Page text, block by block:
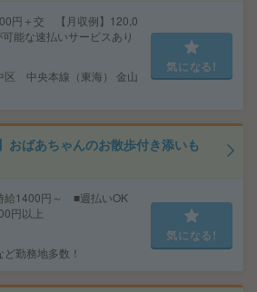
円＋交 【月収例】120,0
能な速払いサービスあり
区 中央本線（東海） 金山
気になる!
おばあちゃんのお散歩付き添いも
給1400円～ ■週払いOK
円以上
ど勤務地多数！
気になる!